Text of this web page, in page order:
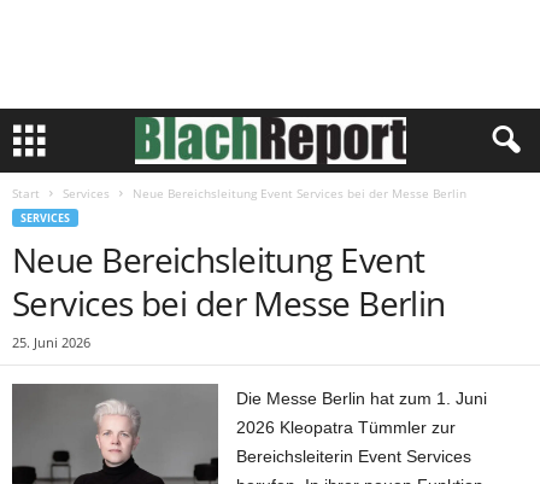
Start Services Neue Bereichsleitung Event Services bei der Messe Berlin
SERVICES
Neue Bereichsleitung Event
Services bei der Messe Berlin
25. Juni 2026
Die Messe Berlin hat zum 1. Juni
2026 Kleopatra Tümmler zur
Bereichsleiterin Event Services